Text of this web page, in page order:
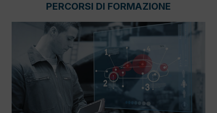
PERCORSI DI FORMAZIONE